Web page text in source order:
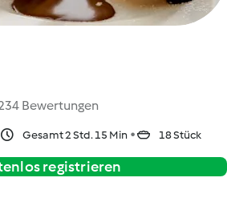
Bewertungen
Gesamt 2 Std. 15 Min 18 Stück
registrieren